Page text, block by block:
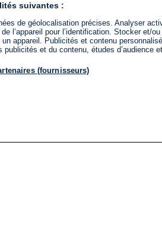
suivantes :
de géolocalisation précises. Analyser
l’appareil pour l’identification. Stocker et/
appareil. Publicités et contenu
publicités et du contenu, études d’audience
(fournisseurs)